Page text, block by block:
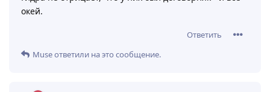
окей.
Ответить
Museответили на это сообщение.